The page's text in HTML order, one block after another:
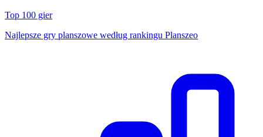
Top 100 gier
Najlepsze gry planszowe według rankingu Planszeo